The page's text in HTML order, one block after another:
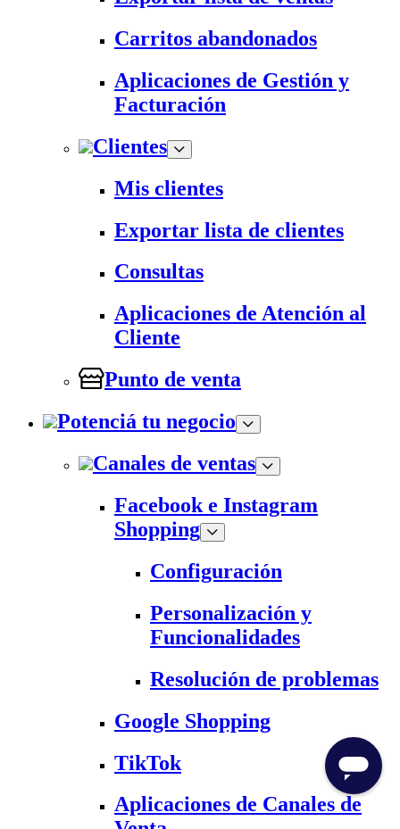
Carritos abandonados
Aplicaciones de Gestión y
Facturación
Clientes
Mis clientes
Exportar lista de clientes
Consultas
Aplicaciones de Atención al
Cliente
Punto de venta
Potenciá tu negocio
Canales de ventas
Facebook e Instagram
Shopping
Configuración
Personalización y
Funcionalidades
Resolución de problemas
Google Shopping
TikTok
Aplicaciones de Canales de